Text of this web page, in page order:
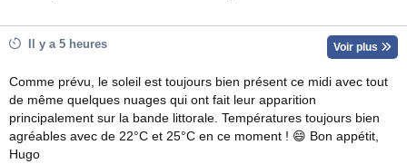
Il y a 5 heures Voir plus
Comme prévu, le soleil est toujours bien présent ce midi avec tout
de même quelques nuages qui ont fait leur apparition
principalement sur la bande littorale. Températures toujours bien
agréables avec de 22°C et 25°C en ce moment ! 😄 Bon appétit,
Hugo